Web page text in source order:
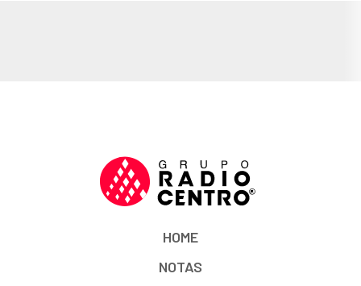
HOME
NOTAS